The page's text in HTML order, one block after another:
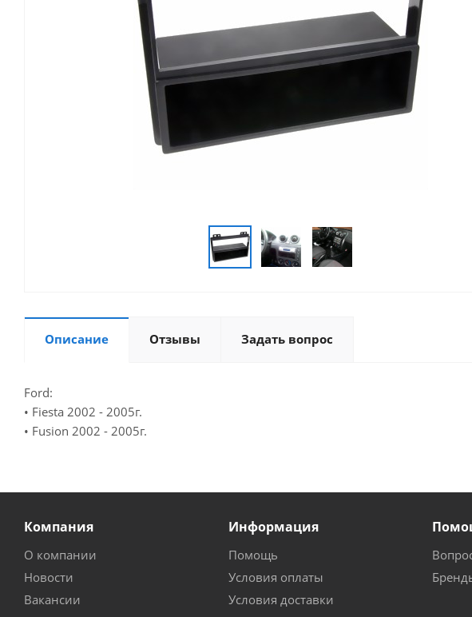
Описание Отзывы Задать вопрос
Ford:
• Fiesta 2002 - 2005г.
• Fusion 2002 - 2005г.
Компания
О компании
Новости
Вакансии
Информация
Помощь
Условия оплаты
Условия доставки